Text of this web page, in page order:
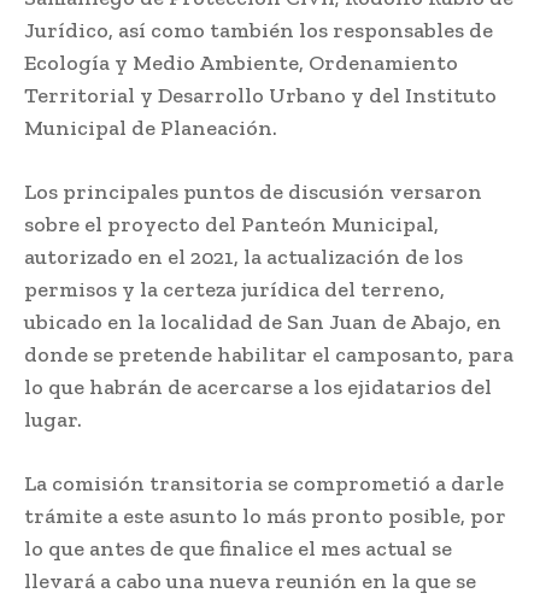
Jurídico, así como también los responsables de
Ecología y Medio Ambiente, Ordenamiento
Territorial y Desarrollo Urbano y del Instituto
Municipal de Planeación.
Los principales puntos de discusión versaron
sobre el proyecto del Panteón Municipal,
autorizado en el 2021, la actualización de los
permisos y la certeza jurídica del terreno,
ubicado en la localidad de San Juan de Abajo, en
donde se pretende habilitar el camposanto, para
lo que habrán de acercarse a los ejidatarios del
lugar.
La comisión transitoria se comprometió a darle
trámite a este asunto lo más pronto posible, por
lo que antes de que finalice el mes actual se
llevará a cabo una nueva reunión en la que se